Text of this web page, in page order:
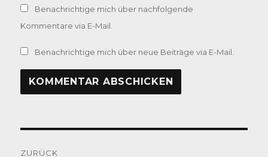
Benachrichtige mich über nachfolgende
Kommentare via E-Mail.
Benachrichtige mich über neue Beiträge via E-Mail.
ZURÜCK